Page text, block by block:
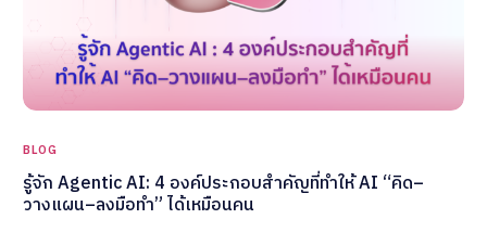
BLOG
รู้จัก Agentic AI: 4 องค์ประกอบสำคัญที่ทำให้ AI “คิด–
วางแผน–ลงมือทำ” ได้เหมือนคน